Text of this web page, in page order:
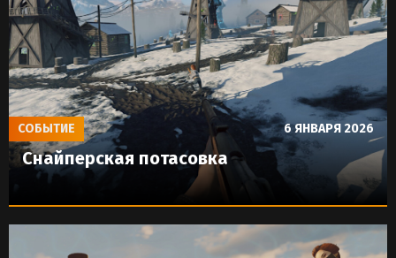
Снайперская потасовка
СОБЫТИЕ 6 ЯНВАРЯ 2026